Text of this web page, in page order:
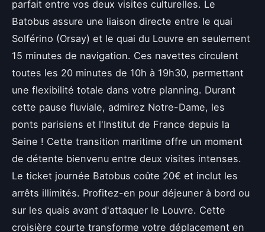
parfait entre vos deux visites culturelles. Le
Batobus assure une liaison directe entre le quai
Solférino (Orsay) et le quai du Louvre en seulement
15 minutes de navigation. Ces navettes circulent
toutes les 20 minutes de 10h à 19h30, permettant
une flexibilité totale dans votre planning. Durant
cette pause fluviale, admirez Notre-Dame, les
ponts parisiens et l'Institut de France depuis la
Seine ! Cette transition maritime offre un moment
de détente bienvenu entre deux visites intenses.
Le ticket journée Batobus coûte 20€ et inclut les
arrêts illimités. Profitez-en pour déjeuner à bord ou
sur les quais avant d'attaquer le Louvre. Cette
croisière courte transforme votre déplacement en